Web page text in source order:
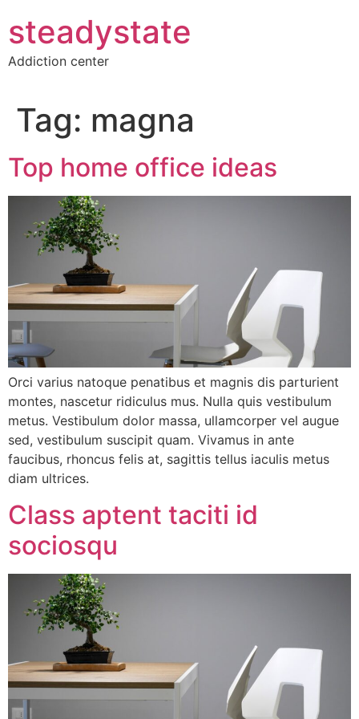
to
content
steadystate
Addiction center
Tag: magna
Top home office ideas
Orci varius natoque penatibus et magnis dis parturient
montes, nascetur ridiculus mus. Nulla quis vestibulum
metus. Vestibulum dolor massa, ullamcorper vel augue
sed, vestibulum suscipit quam. Vivamus in ante
faucibus, rhoncus felis at, sagittis tellus iaculis metus
diam ultrices.
Class aptent taciti id
sociosqu